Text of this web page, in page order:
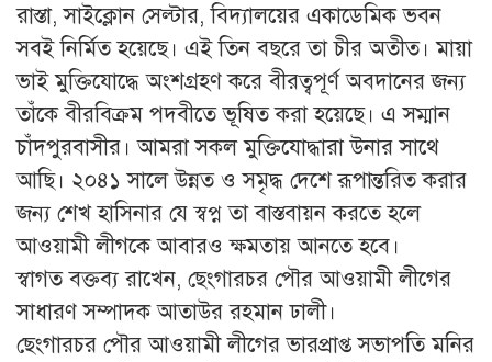
রাস্তা, সাইক্লোন সেল্টার, বিদ্যালয়ের একাডেমিক ভবন
সবই নির্মিত হয়েছে। এই তিন বছরে তা চীর অতীত। মায়া
ভাই মুক্তিযোদ্ধে অংশগ্রহণ করে বীরত্বপূর্ণ অবদানের জন্য
তাঁকে বীরবিক্রম পদবীতে ভূষিত করা হয়েছে। এ সম্মান
চাঁদপুরবাসীর। আমরা সকল মুক্তিযোদ্ধারা উনার সাথে
আছি। ২০৪১ সালে উন্নত ও সমৃদ্ধ দেশে রূপান্তরিত করার
জন্য শেখ হাসিনার যে স্বপ্ন তা বাস্তবায়ন করতে হলে
আওয়ামী লীগকে আবারও ক্ষমতায় আনতে হবে।
স্বাগত বক্তব্য রাখেন, ছেংগারচর পৌর আওয়ামী লীগের
সাধারণ সম্পাদক আতাউর রহমান ঢালী।
ছেংগারচর পৌর আওয়ামী লীগের ভারপ্রাপ্ত সভাপতি মনির